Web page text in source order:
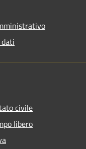
civile
libero